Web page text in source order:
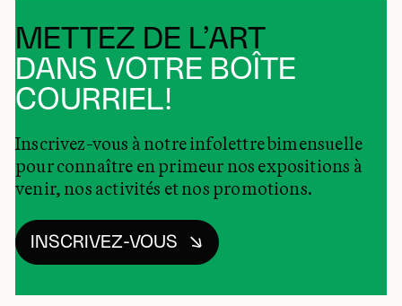
METTEZ DE L’ART
DANS VOTRE BOÎTE
COURRIEL!
Inscrivez-vous à notre infolettre bimensuelle
pour connaître en primeur nos expositions à
venir, nos activités et nos promotions.
INSCRIVEZ-VOUS